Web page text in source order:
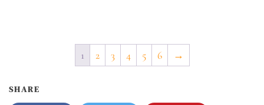
1 2 3 4 5 6 →
SHARE